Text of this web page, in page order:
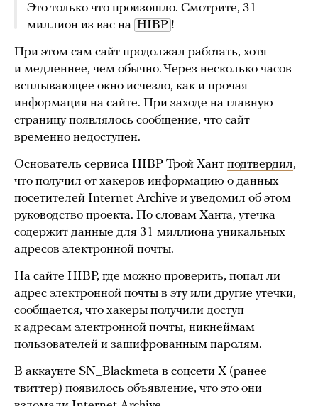
Это только что произошло. Смотрите, 31
миллион из вас на HIBP !
При этом сам сайт продолжал работать, хотя
и медленнее, чем обычно. Через несколько часов
всплывающее окно исчезло, как и прочая
информация на сайте. При заходе на главную
страницу появлялось сообщение, что сайт
временно недоступен.
Основатель сервиса HIBP Трой Хант подтвердил,
что получил от хакеров информацию о данных
посетителей Internet Archive и уведомил об этом
руководство проекта. По словам Ханта, утечка
содержит данные для 31 миллиона уникальных
адресов электронной почты.
На сайте HIBP, где можно проверить, попал ли
адрес электронной почты в эту или другие утечки,
сообщается, что хакеры получили доступ
к адресам электронной почты, никнеймам
пользователей и зашифрованным паролям.
В аккаунте SN_Blackmeta в соцсети X (ранее
твиттер) появилось объявление, что это они